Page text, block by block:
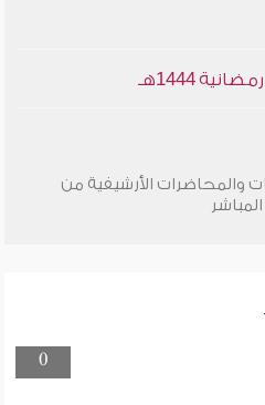
1444هـ
والمحاضرات الأرشيفية من
0